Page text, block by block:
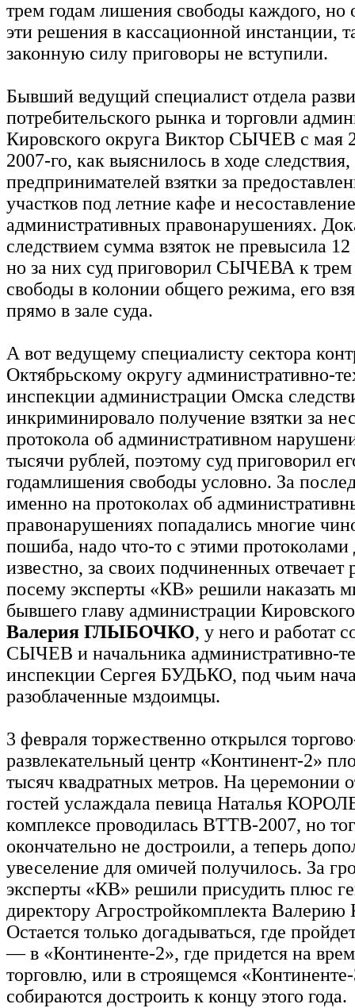
трем годам лишения свободы каждого, но
эти решения в кассационной инстанции,
законную силу приговоры не вступили.
Бывший ведущий специалист отдела
потребительского рынка и торговли
Кировского округа Виктор СЫЧЕВ с мая
2007-го, как выяснилось в ходе
предпринимателей взятки за
участков под летние кафе и
административных правонарушениях.
следствием сумма взяток не превысила
но за них суд приговорил СЫЧЕВА к
свободы в колонии общего режима, его
прямо в зале суда.
А вот ведущему специалисту сектора
Октябрьскому округу административно-
инспекции администрации Омска
инкриминировало получение взятки за
протокола об административном
тысячи рублей, поэтому суд приговорил
годамлишения свободы условно. За
именно на протоколах об
правонарушениях попадались многие
пошиба, надо что-то с этими протоколами
известно, за своих подчиненных отвечает
посему эксперты «КВ» решили наказать
бывшего главу администрации
Валерия ГЛЫБОЧКО, у него и работат
СЫЧЕВ и начальника административно-
инспекции Сергея БУДЬКО, под чьим
разоблаченные мздоимцы.
3 февраля торжественно открылся
развлекательный центр «Континент-2»
тысяч квадратных метров. На церемонии
гостей услаждала певица Наталья
комплексе проводилась ВТТВ-2007, но
окончательно не достроили, а теперь
увеселение для омичей получилось. За
эксперты «КВ» решили присудить плюс
директору Агростройкомплекта
Остается только догадываться, где
— в «Континенте-2», где придется на
торговлю, или в строящемся
собираются достроить к концу этого года.